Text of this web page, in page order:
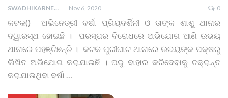
SWADHIKARNEWS Nov 6, 2020 0
କଟକ() ଅଭିନେତ୍ରୀ ବର୍ଷା ପ୍ରିୟଦର୍ଶିନୀ ଓ ତାଙ୍କ ଶାଶୁ ଥାନାର
ଦ୍ୱାରସ୍ଥ ହୋଇଛି । ପରସ୍ପର ବିରୋଧରେ ଅଭିଯୋଗ ଆଣି ଉଭୟ
ଥାନାରେ ପହଞ୍ଚିଛନ୍ତି । କଟକ ପୁରୀଘାଟ ଥାନାରେ ଉଭୟଙ୍କ ପକ୍ଷରୁ
ଲିଖିତ ଅଭିଯୋଗ କରାଯାଇଛି । ଘରୁ ବାହାର କରିଦେବାକୁ ଚକ୍ରାନ୍ତ
କରାଯାଉଥିବା ବର୍ଷା …